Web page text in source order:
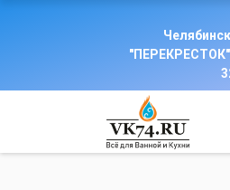
"ПЕРЕКРЕСТОК"